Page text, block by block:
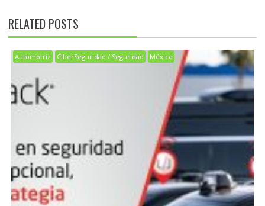
RELATED POSTS
Automotriz CiberSeguridad / Seguridad México